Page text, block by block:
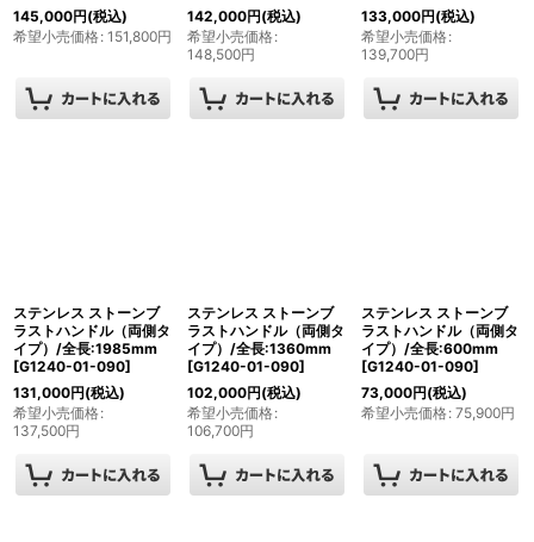
145,000円(税込)
希望小売価格: 151,800円
142,000円(税込)
希望小売価格:
148,500円
133,000円(税込)
希望小売価格:
139,700円
ステンレス ストーンブ
ラストハンドル（両側タ
イプ）/全長:1985mm
[G1240-01-090]
131,000円(税込)
希望小売価格:
137,500円
ステンレス ストーンブ
ラストハンドル（両側タ
イプ）/全長:1360mm
[G1240-01-090]
102,000円(税込)
希望小売価格:
106,700円
ステンレス ストーンブ
ラストハンドル（両側タ
イプ）/全長:600mm
[G1240-01-090]
73,000円(税込)
希望小売価格: 75,900円